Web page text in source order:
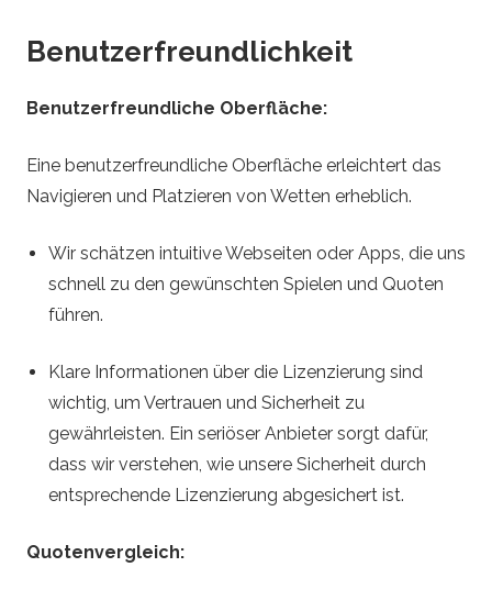
Benutzerfreundlichkeit
Benutzerfreundliche Oberfläche:
Eine benutzerfreundliche Oberfläche erleichtert das
Navigieren und Platzieren von Wetten erheblich.
Wir schätzen intuitive Webseiten oder Apps, die uns
schnell zu den gewünschten Spielen und Quoten
führen.
Klare Informationen über die Lizenzierung sind
wichtig, um Vertrauen und Sicherheit zu
gewährleisten. Ein seriöser Anbieter sorgt dafür,
dass wir verstehen, wie unsere Sicherheit durch
entsprechende Lizenzierung abgesichert ist.
Quotenvergleich: